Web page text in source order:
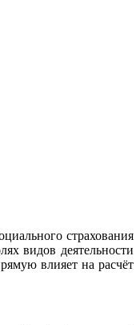
страхования
видов деятельности
влияет на расчёт